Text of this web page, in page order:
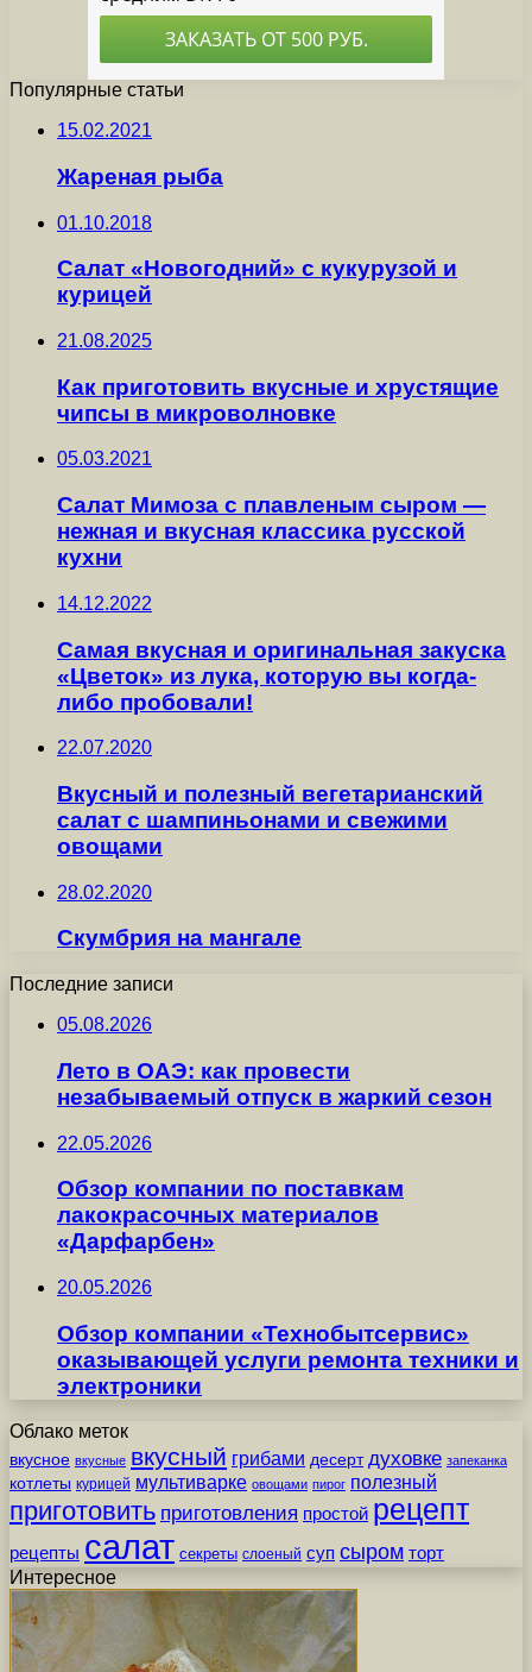
Популярные статьи
15.02.2021
Жареная рыба
01.10.2018
Салат «Новогодний» с кукурузой и
курицей
21.08.2025
Как приготовить вкусные и хрустящие
чипсы в микроволновке
05.03.2021
Салат Мимоза с плавленым сыром —
нежная и вкусная классика русской
кухни
14.12.2022
Самая вкусная и оригинальная закуска
«Цветок» из лука, которую вы когда-
либо пробовали!
22.07.2020
Вкусный и полезный вегетарианский
салат с шампиньонами и свежими
овощами
28.02.2020
Скумбрия на мангале
Последние записи
05.08.2026
Лето в ОАЭ: как провести
незабываемый отпуск в жаркий сезон
22.05.2026
Обзор компании по поставкам
лакокрасочных материалов
«Дарфарбен»
20.05.2026
Обзор компании «Технобытсервис»
оказывающей услуги ремонта техники и
электроники
Облако меток
вкусное вкусные вкусный грибами десерт духовке запеканка
котлеты курицей мультиварке овощами пирог полезный
приготовить приготовления простой рецепт
рецепты салат секреты слоеный суп сыром торт
Интересное